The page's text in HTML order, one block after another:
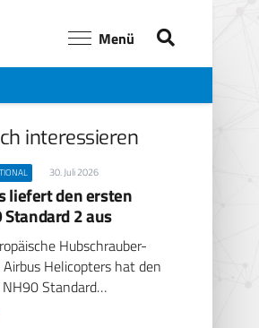
Menü
interessieren
30. Juli 2026
liefert den ersten
Standard 2 aus
Hubschrauber-
Helicopters hat den
Standard…